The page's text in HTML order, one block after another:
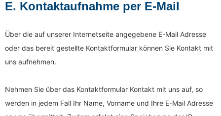
E. Kontaktaufnahme per E-Mail
Über die auf unserer Internetseite angegebene E-Mail Adresse
oder das bereit gestellte Kontaktformular können Sie Kontakt mit
uns aufnehmen.
Nehmen Sie über das Kontaktformular Kontakt mit uns auf, so
werden in jedem Fall Ihr Name, Vorname und Ihre E-Mail Adresse